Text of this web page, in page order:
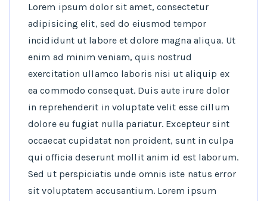
Lorem ipsum dolor sit amet, consectetur
adipisicing elit, sed do eiusmod tempor
incididunt ut labore et dolore magna aliqua. Ut
enim ad minim veniam, quis nostrud
exercitation ullamco laboris nisi ut aliquip ex
ea commodo consequat. Duis aute irure dolor
in reprehenderit in voluptate velit esse cillum
dolore eu fugiat nulla pariatur. Excepteur sint
occaecat cupidatat non proident, sunt in culpa
qui officia deserunt mollit anim id est laborum.
Sed ut perspiciatis unde omnis iste natus error
sit voluptatem accusantium. Lorem ipsum